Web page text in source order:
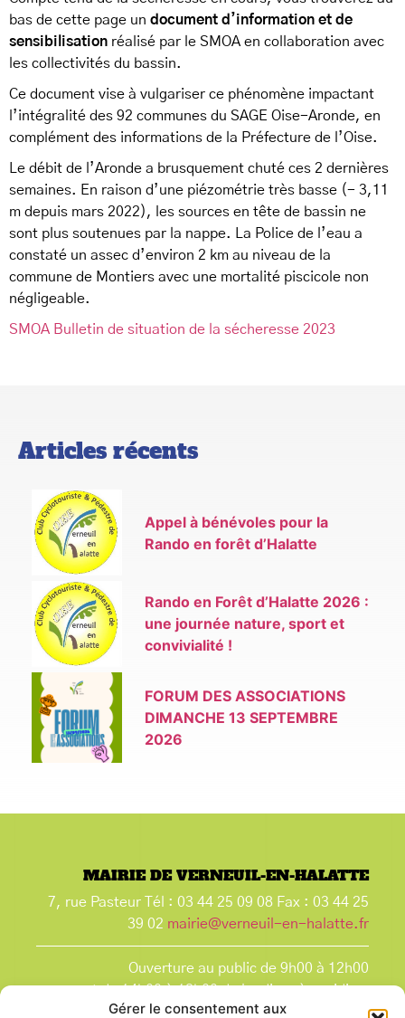
Gérer le consentement aux
bas de cette page un document d’information et de
sensibilisation réalisé par le SMOA en collaboration avec
les collectivités du bassin.
Ce document vise à vulgariser ce phénomène impactant
l’intégralité des 92 communes du SAGE Oise-Aronde, en
complément des informations de la Préfecture de l’Oise.
Le débit de l’Aronde a brusquement chuté ces 2 dernières
semaines. En raison d’une piézométrie très basse (- 3,11
m depuis mars 2022), les sources en tête de bassin ne
sont plus soutenues par la nappe. La Police de l’eau a
constaté un assec d’environ 2 km au niveau de la
commune de Montiers avec une mortalité piscicole non
négligeable.
SMOA Bulletin de situation de la sécheresse 2023
Articles récents
Appel à bénévoles pour la
Rando en forêt d’Halatte
Rando en Forêt d’Halatte 2026 :
une journée nature, sport et
convivialité !
FORUM DES ASSOCIATIONS
DIMANCHE 13 SEPTEMBRE
2026
MAIRIE DE VERNEUIL-EN-HALATTE
7, rue Pasteur Tél : 03 44 25 09 08 Fax : 03 44 25
39 02 mairie@verneuil-en-halatte.fr
Ouverture au public de 9h00 à 12h00
et de 14h00 à 18h00 du lundi après-midi au
vendredi,